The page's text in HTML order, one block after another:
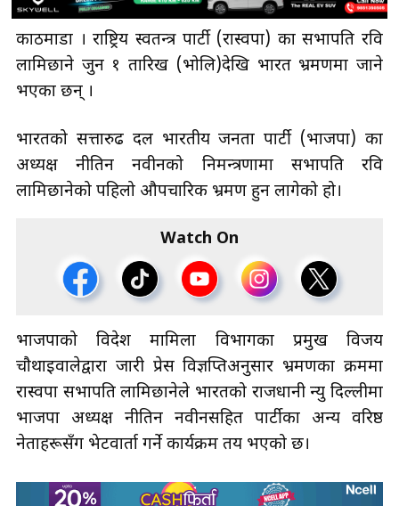
काठमाडौँ । राष्ट्रिय स्वतन्त्र पार्टी (रास्वपा) का सभापति रवि
लामिछाने जुन १ तारिख (भोलि)देखि भारत भ्रमणमा जाने
भएका छन् ।
भारतको सत्तारुढ दल भारतीय जनता पार्टी (भाजपा) का
अध्यक्ष नीतिन नवीनको निमन्त्रणामा सभापति रवि
लामिछानेको पहिलो औपचारिक भ्रमण हुन लागेको हो।
Watch On
भाजपाको विदेश मामिला विभागका प्रमुख विजय
चाैथाइवालेद्वारा जारी प्रेस विज्ञप्तिअनुसार भ्रमणका क्रममा
रास्वपा सभापति लामिछानेले भारतको राजधानी न्यु दिल्लीमा
भाजपा अध्यक्ष नीतिन नवीनसहित पार्टीका अन्य वरिष्ठ
नेताहरूसँग भेटवार्ता गर्ने कार्यक्रम तय भएको छ।